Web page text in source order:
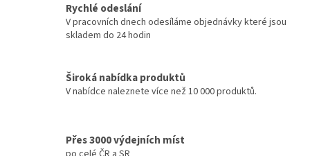
Rychlé odeslání
V pracovních dnech odesíláme objednávky které jsou
skladem do 24 hodin
Široká nabídka produktů
V nabídce naleznete více než 10 000 produktů.
Přes 3000 výdejních míst